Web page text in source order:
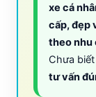
xe cá
cấp, đẹp
theo nhu
Chưa
tư vấn